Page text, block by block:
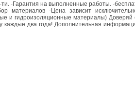
-Гарантия на выполненные работы. -
материалов -Цена зависит
и гидроизоляционные материалы) Доверяй
каждые два года! Дополнительная